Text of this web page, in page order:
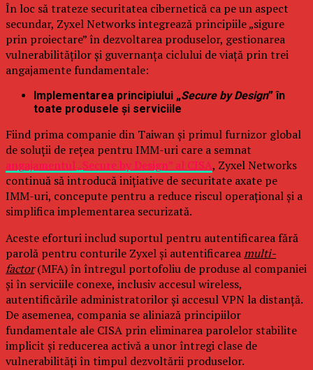
În loc să trateze securitatea cibernetică ca pe un aspect
secundar, Zyxel Networks integrează principiile „sigure
prin proiectare” în dezvoltarea produselor, gestionarea
vulnerabilităților și guvernanța ciclului de viață prin trei
angajamente fundamentale:
Implementarea principiului „Secure by Design” în
toate produsele și serviciile
Fiind prima companie din Taiwan și primul furnizor global
de soluții de rețea pentru IMM-uri care a semnat
angajamentul „Secure by Design” al CISA, Zyxel Networks
continuă să introducă inițiative de securitate axate pe
IMM-uri, concepute pentru a reduce riscul operațional și a
simplifica implementarea securizată.
Aceste eforturi includ suportul pentru autentificarea fără
parolă pentru conturile Zyxel și autentificareamulti-
factor(MFA) în întregul portofoliu de produse al companiei
și în serviciile conexe, inclusiv accesul wireless,
autentificările administratorilor și accesul VPN la distanță.
De asemenea, compania se aliniază principiilor
fundamentale ale CISA prin eliminarea parolelor stabilite
implicit și reducerea activă a unor întregi clase de
vulnerabilități în timpul dezvoltării produselor.